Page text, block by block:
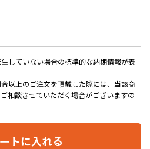
していない場合の標準的な納期情報が表
以上のご注文を頂戴した際には、当該商
相談させていただく場合がございますの
トに入れる